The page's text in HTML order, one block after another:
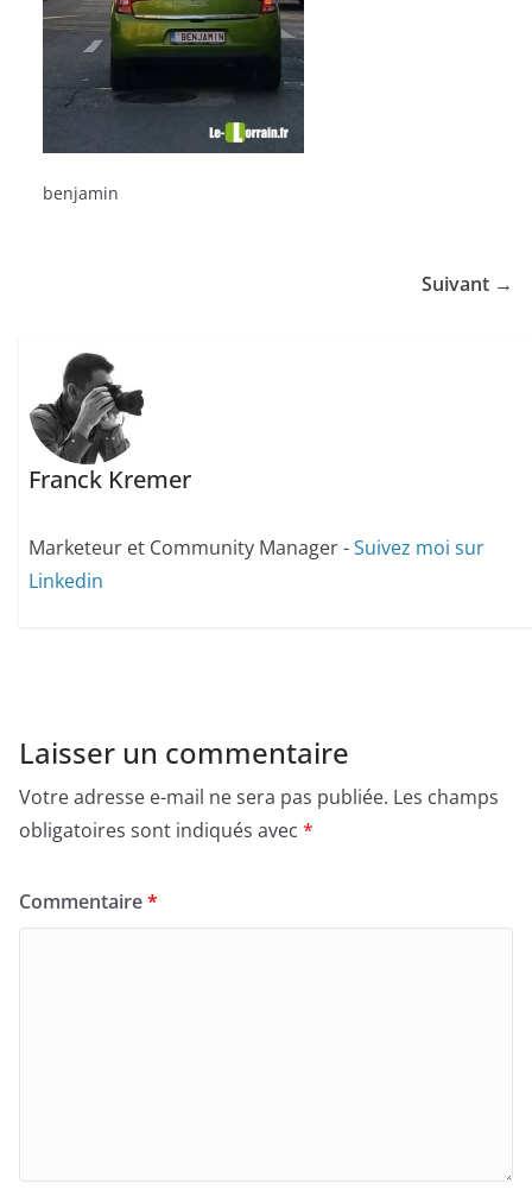
benjamin
Suivant →
Franck Kremer
Marketeur et Community Manager -Suivez moi sur
Linkedin
Laisser un commentaire
Votre adresse e-mail ne sera pas publiée. Les champs
obligatoires sont indiqués avec *
Commentaire*